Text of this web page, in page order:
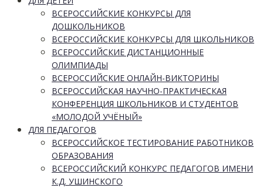
ВСЕРОССИЙСКИЕ КОНКУРСЫ ДЛЯ
ДОШКОЛЬНИКОВ
ВСЕРОССИЙСКИЕ КОНКУРСЫ ДЛЯ ШКОЛЬНИКОВ
ВСЕРОССИЙСКИЕ ДИСТАНЦИОННЫЕ
ОЛИМПИАДЫ
ВСЕРОССИЙСКИЕ ОНЛАЙН-ВИКТОРИНЫ
ВСЕРОССИЙСКАЯ НАУЧНО-ПРАКТИЧЕСКАЯ
КОНФЕРЕНЦИЯ ШКОЛЬНИКОВ И СТУДЕНТОВ
«МОЛОДОЙ УЧЁНЫЙ»
ДЛЯ ПЕДАГОГОВ
ВСЕРОССИЙСКОЕ ТЕСТИРОВАНИЕ РАБОТНИКОВ
ОБРАЗОВАНИЯ
ВСЕРОССИЙСКИЙ КОНКУРС ПЕДАГОГОВ ИМЕНИ
К.Д. УШИНСКОГО